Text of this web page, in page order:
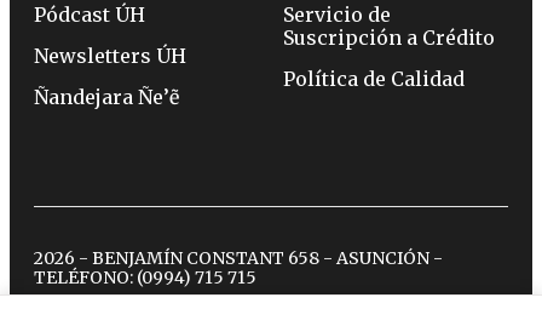
Pódcast ÚH
Newsletters ÚH
Ñandejara Ñe’ẽ
Servicio de
Suscripción a Crédito
Política de Calidad
2026 - BENJAMÍN CONSTANT 658 - ASUNCIÓN -
TELÉFONO: (0994) 715 715